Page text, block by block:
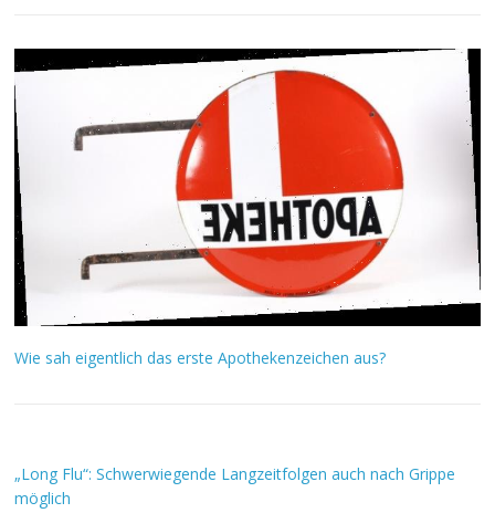
Wie sah eigentlich das erste Apothekenzeichen aus?
„Long Flu“: Schwerwiegende Langzeitfolgen auch nach Grippe
möglich